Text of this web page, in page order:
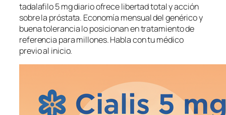
tadalafilo 5 mg diario ofrece libertad total y acción
sobre la próstata. Economía mensual del genérico y
buena tolerancia lo posicionan en tratamiento de
referencia para millones. Habla con tu médico
previo al inicio.